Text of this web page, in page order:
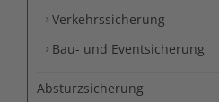
Verkehrssicherung
Bau- und Eventsicherung
Absturzsicherung